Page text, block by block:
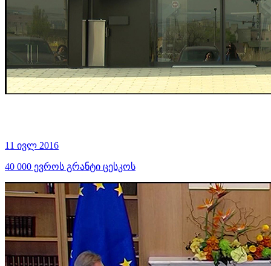
11 ივლ 2016
40 000 ევროს გრანტი ცესკოს